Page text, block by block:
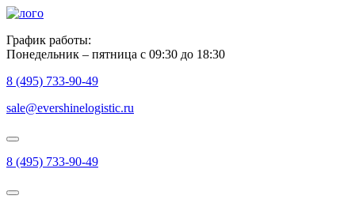
График работы:
Понедельник – пятница с 09:30 до 18:30
8 (495) 733-90-49
sale@evershinelogistic.ru
8 (495) 733-90-49